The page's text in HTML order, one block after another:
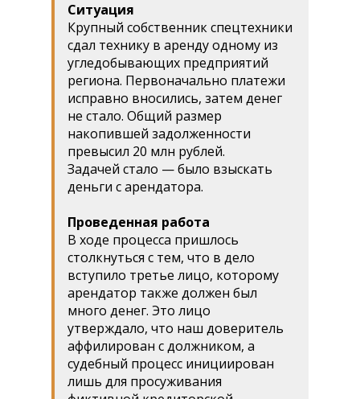
Ситуация
Крупный собственник спецтехники
сдал технику в аренду одному из
угледобывающих предприятий
региона. Первоначально платежи
исправно вносились, затем денег
не стало. Общий размер
накопившей задолженности
превысил 20 млн рублей.
Задачей стало — было взыскать
деньги с арендатора.
Проведенная работа
В ходе процесса пришлось
столкнуться с тем, что в дело
вступило третье лицо, которому
арендатор также должен был
много денег. Это лицо
утверждало, что наш доверитель
аффилирован с должником, а
судебный процесс инициирован
лишь для просуживания